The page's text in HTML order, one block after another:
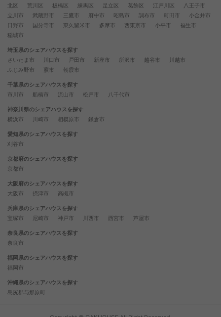
北区
荒川区 板橋区 練馬区 足立区 葛飾区 江戸川区
八王子市
立川市
武蔵野市 三鷹市 府中市 昭島市 調布市 町田市
小金井市
日野市
国分寺市 東久留米市 多摩市 西東京市 小平市
福生市
稲城市
埼玉県のシェアハウスを探す
さいたま市
川口市 戸田市 新座市 所沢市 越谷市
川越市
ふじみ野市
蕨市 朝霞市
千葉県のシェアハウスを探す
市川市
船橋市 流山市 松戸市 八千代市
神奈川県のシェアハウスを探す
横浜市
川崎市 相模原市 鎌倉市
愛知県のシェアハウスを探す
刈谷市
京都府のシェアハウスを探す
京都市
大阪府のシェアハウスを探す
大阪市
摂津市 高槻市
兵庫県のシェアハウスを探す
宝塚市
尼崎市 神戸市 川西市 西宮市 芦屋市
奈良県のシェアハウスを探す
奈良市
福岡県のシェアハウスを探す
福岡市
沖縄県のシェアハウスを探す
島尻郡与那原町